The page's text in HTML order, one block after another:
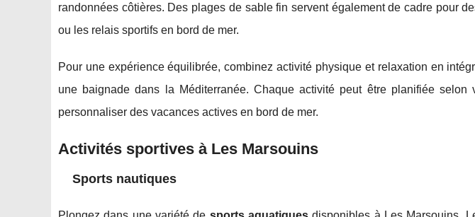
randonnées côtières. Des plages de sable fin servent également de cadre pour
ou les relais sportifs en bord de mer.
Pour une expérience équilibrée, combinez activité physique et relaxation en
une baignade dans la Méditerranée. Chaque activité peut être planifiée selon
personnaliser des vacances actives en bord de mer.
Activités sportives à Les Marsouins
Sports nautiques